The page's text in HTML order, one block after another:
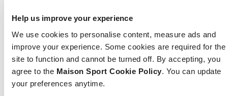
Help us improve your experience
We use cookies to personalise content, measure ads and
improve your experience. Some cookies are required for the
site to function and cannot be turned off. By accepting, you
agree to the Maison Sport Cookie Policy. You can update
your preferences anytime.
Come prenotare
Prenotare con noi non potrebbe essere più
semplice, il nostro team di esperti è sempre a
disposizione per aiutarvi: prenotate subito online
o parlate con il nostro team se avete bisogno di
assistenza.